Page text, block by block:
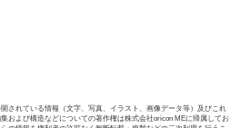
されている情報（文字、写真、イラスト、画像データ等）及びこれ
および構造などについての著作権は株式会社oricon MEに帰属してお